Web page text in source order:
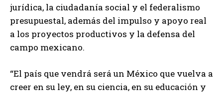
jurídica, la ciudadanía social y el federalismo
presupuestal, además del impulso y apoyo real
a los proyectos productivos y la defensa del
campo mexicano.
“El país que vendrá será un México que vuelva a
creer en su ley, en su ciencia, en su educación y